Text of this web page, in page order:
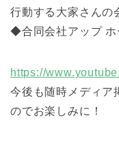
行動する大家さんの
◆合同会社アップ
https://
今後も随時メディア
のでお楽しみに！